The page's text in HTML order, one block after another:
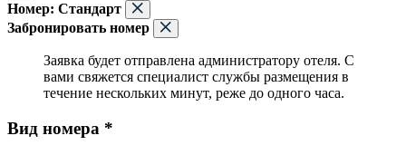
Номер: Стандарт
Забронировать номер
Заявка будет отправлена администратору отеля. С
вами свяжется специалист службы размещения в
течение нескольких минут, реже до одного часа.
Вид номера *